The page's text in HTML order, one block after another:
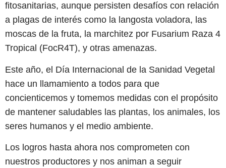
fitosanitarias, aunque persisten desafíos con relación
a plagas de interés como la langosta voladora, las
moscas de la fruta, la marchitez por Fusarium Raza 4
Tropical (FocR4T), y otras amenazas.
Este año, el Día Internacional de la Sanidad Vegetal
hace un llamamiento a todos para que
concienticemos y tomemos medidas con el propósito
de mantener saludables las plantas, los animales, los
seres humanos y el medio ambiente.
Los logros hasta ahora nos comprometen con
nuestros productores y nos animan a seguir